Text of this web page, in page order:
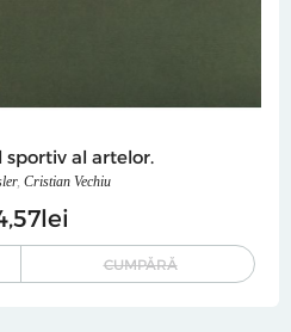
sportiv al artelor.
, Cristian Vechiu
57lei
CUMPĂRĂ